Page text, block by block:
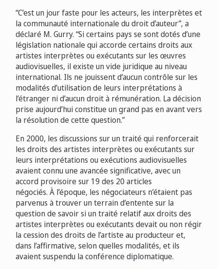
“C’est un jour faste pour les acteurs, les interprètes et
la communauté internationale du droit d’auteur”, a
déclaré M. Gurry. “Si certains pays se sont dotés d’une
législation nationale qui accorde certains droits aux
artistes interprètes ou exécutants sur les œuvres
audiovisuelles, il existe un vide juridique au niveau
international. Ils ne jouissent d’aucun contrôle sur les
modalités d’utilisation de leurs interprétations à
l’étranger ni d’aucun droit à rémunération. La décision
prise aujourd’hui constitue un grand pas en avant vers
la résolution de cette question.”
En 2000, les discussions sur un traité qui renforcerait
les droits des artistes interprètes ou exécutants sur
leurs interprétations ou exécutions audiovisuelles
avaient connu une avancée significative, avec un
accord provisoire sur 19 des 20 articles
négociés. À l’époque, les négociateurs n’étaient pas
parvenus à trouver un terrain d’entente sur la
question de savoir si un traité relatif aux droits des
artistes interprètes ou exécutants devait ou non régir
la cession des droits de l’artiste au producteur et,
dans l’affirmative, selon quelles modalités, et ils
avaient suspendu la conférence diplomatique.